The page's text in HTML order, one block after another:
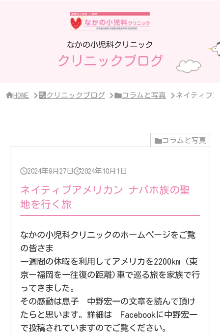
なかの小児科クリニック
クリニックブログ
HOME クリニックブログ コラムと写真 ネイティブ
コラムと写真
2024年9月27日 2024年10月1日
ネイティブアメリカン ナバホ族の聖
地を行く旅
なかの小児科クリニックのホームページをご覧
の皆さま
一週間の休暇を利用してアメリカを2200km (東
京ー福岡を一往復の距離)車で巡る旅を家族で行
ってきました。
その感動は息子 中野宏一の文章を読んで頂け
たらと思います。詳細は Facebookに中野宏一
で投稿されていますのでご覧ください。